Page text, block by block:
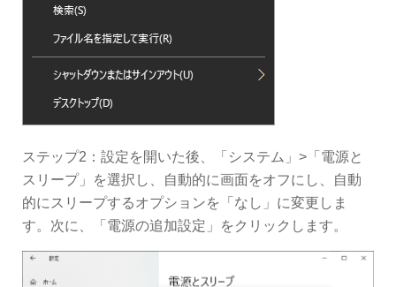
ステップ2：設定を開いた後、「システム」>「電源と
スリープ」を選択し、自動的に画面をオフにし、自動
的にスリープするオプションを「なし」に変更しま
す。次に、「電源の追加設定」をクリックします。